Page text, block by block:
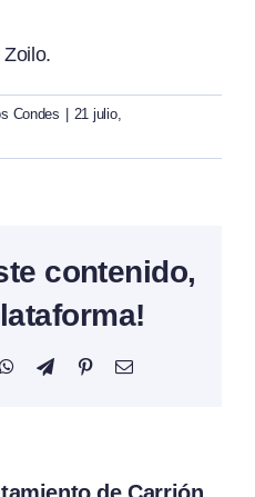
Condes
21 julio,
contenido,
WhatsAppTelegramPinterestCorreo